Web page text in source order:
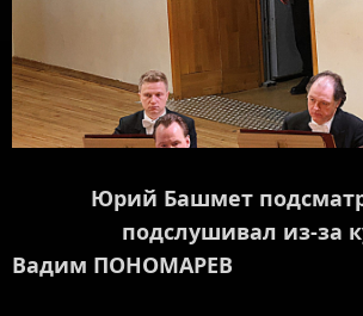
Юрий Башмет
подслушивал из-за
Вадим ПОНОМАРЕВ